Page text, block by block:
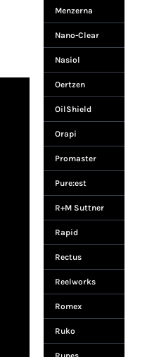
Menzerna
Nano-Clear
Nasiol
Oertzen
OilShield
Orapi
Promaster
Pure:est
R+M Suttner
Rapid
Rectus
Reelworks
Romex
Ruko